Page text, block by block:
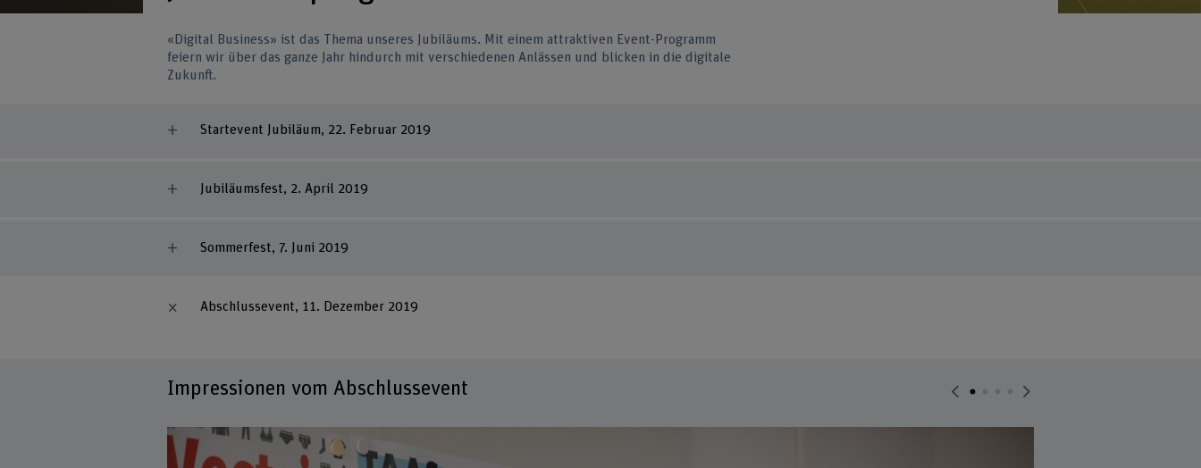
«Digital Business» ist das Thema unseres Jubiläums. Mit einem attraktiven Event-Programm
feiern wir über das ganze Jahr hindurch mit verschiedenen Anlässen und blicken in die digitale
Zukunft.
Startevent Jubiläum, 22. Februar 2019
Jubiläumsfest, 2. April 2019
Sommerfest, 7. Juni 2019
Abschlussevent, 11. Dezember 2019
Impressionen vom Abschlussevent